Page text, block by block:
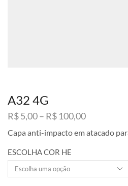
A32 4G
R$5,00– R$ 100,00Faixa
preço:
através
R$ 100,00
Capa anti-impacto em atacado
ESCOLHA COR HE